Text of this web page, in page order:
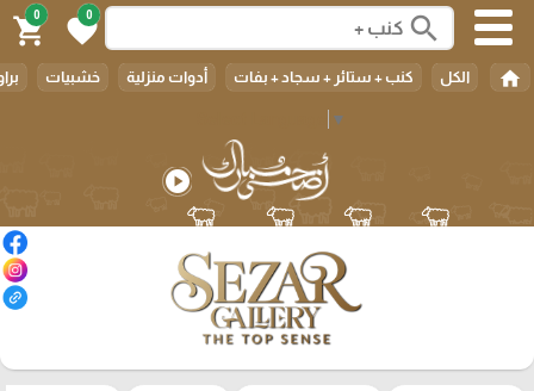
▼
search
0
favorite
0
shopping_cart
home الكل كنب + ستائر + سجاد + بفات أدوات منزلية خشبيات
play_circle